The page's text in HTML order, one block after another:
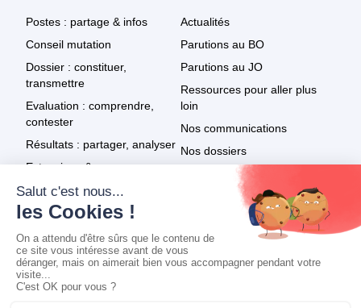
Postes : partage & infos
Conseil mutation
Dossier : constituer,
transmettre
Evaluation : comprendre,
contester
Résultats : partager, analyser
Extensions & recours
Promotion : textes
Promotion : résultats
Promotion : infos & recours
Actualités
Parutions au BO
Parutions au JO
Ressources pour aller plus
loin
Nos communications
Nos dossiers
Le SNPDEN dans les médias
Tout voir